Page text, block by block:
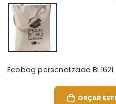
Ecobag personalizado BL1621
ORÇAR